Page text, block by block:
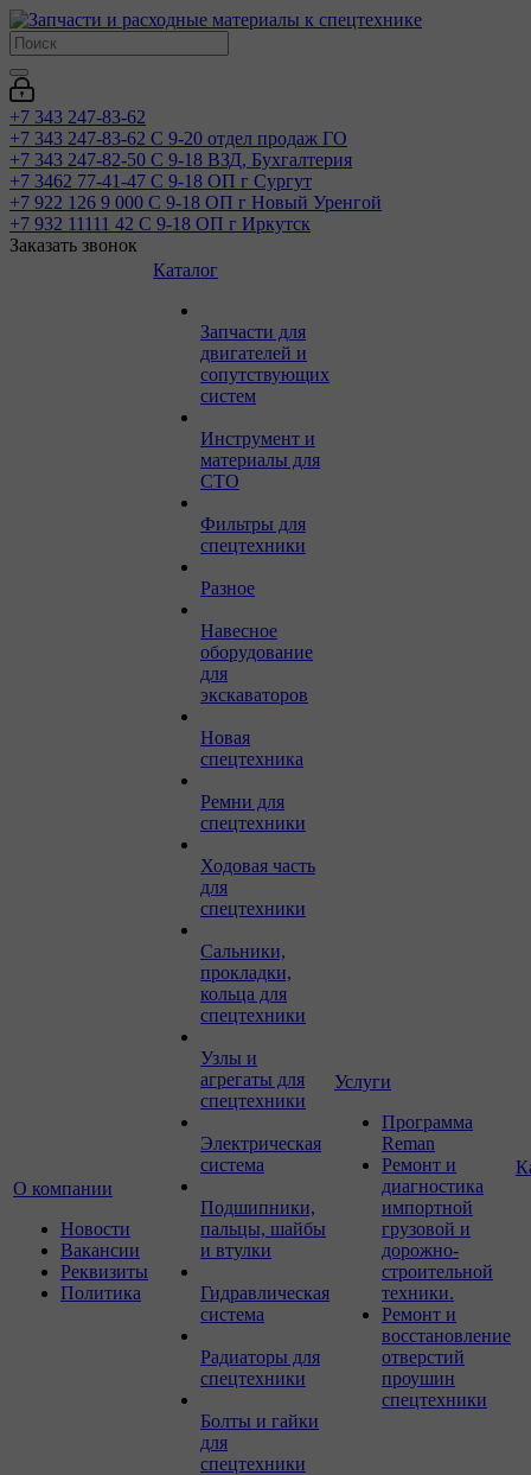
+7 343 247-83-62
+7 343 247-83-62 С 9-20 отдел продаж ГО
+7 343 247-82-50 С 9-18 ВЗД, Бухгалтерия
+7 3462 77-41-47 С 9-18 ОП г Сургут
+7 922 126 9 000 С 9-18 ОП г Новый Уренгой
+7 932 11111 42 С 9-18 ОП г Иркутск
Заказать звонок
О компании
Новости
Вакансии
Реквизиты
Политика
Каталог
Запчасти для
двигателей и
сопутствующих
систем
Инструмент и
материалы для
СТО
Фильтры для
спецтехники
Разное
Навесное
оборудование
для
экскаваторов
Новая
спецтехника
Ремни для
спецтехники
Ходовая часть
для
спецтехники
Сальники,
прокладки,
кольца для
спецтехники
Узлы и
агрегаты для
спецтехники
Электрическая
система
Подшипники,
пальцы, шайбы
и втулки
Гидравлическая
система
Радиаторы для
спецтехники
Болты и гайки
для
спецтехники
Услуги
Программа
Reman
Ремонт и
диагностика
импортной
грузовой и
дорожно-
строительной
техники.
Ремонт и
восстановление
отверстий
проушин
спецтехники